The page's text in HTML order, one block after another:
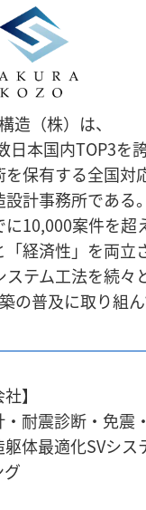
造（株）は、
日本国内TOP3を
保有する全国対
計事務所である
10,000案件を超
経済性」を両立
テム工法を続々
の普及に取り組
】
耐震診断・免震
躯体最適化SVシス